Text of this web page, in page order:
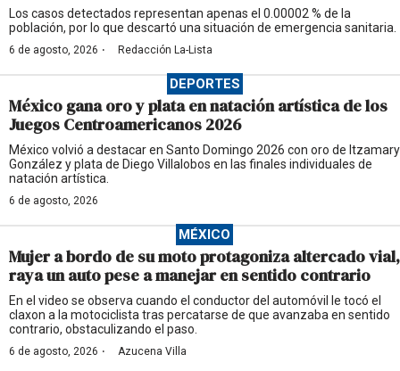
Los casos detectados representan apenas el 0.00002 % de la
población, por lo que descartó una situación de emergencia sanitaria.
6 de agosto, 2026 · Redacción La-Lista
DEPORTES
México gana oro y plata en natación artística de los
Juegos Centroamericanos 2026
México volvió a destacar en Santo Domingo 2026 con oro de Itzamary
González y plata de Diego Villalobos en las finales individuales de
natación artística.
6 de agosto, 2026
MÉXICO
Mujer a bordo de su moto protagoniza altercado vial,
raya un auto pese a manejar en sentido contrario
En el video se observa cuando el conductor del automóvil le tocó el
claxon a la motociclista tras percatarse de que avanzaba en sentido
contrario, obstaculizando el paso.
6 de agosto, 2026 · Azucena Villa